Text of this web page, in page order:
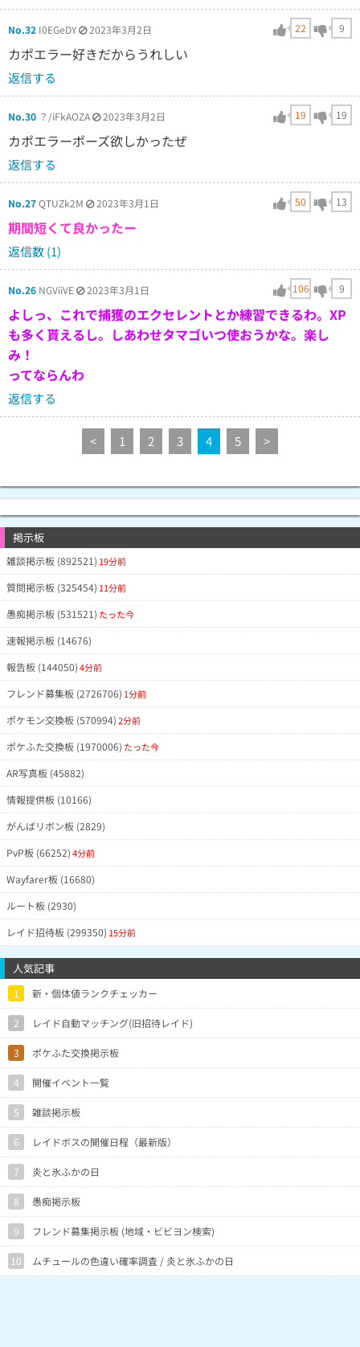
No.32 I0EGeDY 2023年3月2日 22 9
カポエラー好きだからうれしい
返信する
No.30 ？/iFkAOZA 2023年3月2日 19 19
カポエラーポーズ欲しかったぜ
返信する
No.27QTUZk2M 2023年3月1日 50 13
期間短くて良かったー
返信数 (1)
No.26 NGViiVE 2023年3月1日 106 9
よしっ、これで捕獲のエクセレントとか練習できるわ。XP
も多く貰えるし。しあわせタマゴいつ使おうかな。楽し
み！
ってならんわ
返信する
< 1 2 3 4 5 >
掲示板
雑談掲示板 (892521) 19分前
質問掲示板 (325454) 11分前
愚痴掲示板 (531521) たった今
速報掲示板 (14676)
報告板 (144050)4分前
フレンド募集板 (2726706) 1分前
ポケモン交換板 (570994)2分前
ポケふた交換板 (1970006) たった今
AR写真板 (45882)
情報提供板 (10166)
がんばリボン板 (2829)
PvP板 (66252)4分前
Wayfarer板 (16680)
ルート板 (2930)
レイド招待板 (299350) 15分前
人気記事
1 新・個体値ランクチェッカー
2 レイド自動マッチング(旧招待レイド)
3 ポケふた交換掲示板
4 開催イベント一覧
5 雑談掲示板
6 レイドボスの開催日程（最新版）
7 炎と氷ふかの日
8 愚痴掲示板
9 フレンド募集掲示板 (地域・ビビヨン検索)
10 ムチュールの色違い確率調査 / 炎と氷ふかの日